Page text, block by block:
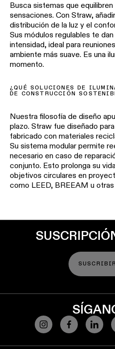
Busca sistemas que equilibren
sensaciones. Con Straw, añadir
distribución de la luz y el
Sus módulos regulables te
intensidad, ideal para reuniones
ambiente más suave. Es una
momento.
¿QUÉ SOLUCIONES DE
DE CONSTRUCCIÓN
Nuestra filosofía de diseño
plazo. Straw fue diseñado para
fabricado con materiales
Su sistema modular permite
necesario en caso de
conjunto. Esto prolonga su
objetivos circulares en
como LEED, BREEAM u otras